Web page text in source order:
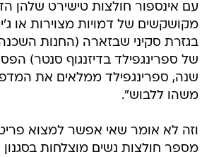
עם אינספור חולצות טישירט שלהן
מקושקשים של דמויות מצוירות או
בגזרת סקיני שבזארה (החנות
של ספרינגפילד בדיזנגוף סנטר)
שנה, ספרינגפילד ממלאים את
משהו ללבוש".
וזה לא אומר שאי אפשר למצוא
מספר חולצות נשים מוצלחות